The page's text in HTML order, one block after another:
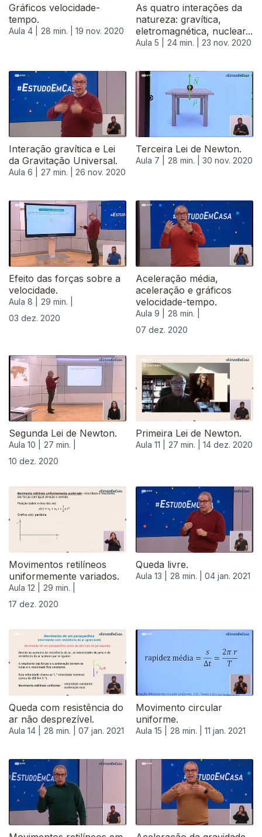
Gráficos velocidade-
tempo.
Aula 4 | 28 min. | 19 nov. 2020
As quatro interações da
natureza: gravítica,
eletromagnética, nuclear...
Aula 5 | 24 min. | 23 nov. 2020
Interação gravítica e Lei
da Gravitação Universal.
Aula 6 | 27 min. | 26 nov. 2020
Terceira Lei de Newton.
Aula 7 | 28 min. | 30 nov. 2020
Efeito das forças sobre a
velocidade.
Aula 8 |
29 min. |
03 dez. 2020
Aceleração média,
aceleração e gráficos
velocidade-tempo.
Aula 9 |
28 min. |
07 dez. 2020
Segunda Lei de Newton.
Aula 10 |
27 min. |
10 dez. 2020
Primeira Lei de Newton.
Aula 11 | 27 min. | 14 dez. 2020
511872
Movimentos retilíneos
uniformemente variados.
Aula 12 |
29 min. |
17 dez. 2020
Queda livre.
Aula 13 | 28 min. | 04 jan. 2021
Queda com resistência do
ar não desprezível.
Aula 14 | 28 min. | 07 jan. 2021
Movimento circular
uniforme.
Aula 15 | 28 min. | 11 jan. 2021